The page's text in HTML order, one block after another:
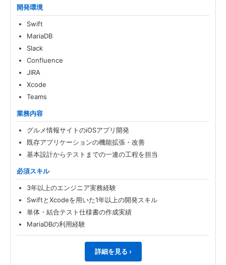
開発環境
Swift
MariaDB
Slack
Confluence
JIRA
Xcode
Teams
業務内容
グルメ情報サイトのiOSアプリ開発
既存アプリケーションの機能拡張・改善
基本設計からテストまでの一連の工程を担当
必須スキル
3年以上のエンジニア実務経験
SwiftとXcodeを用いた1年以上の開発スキル
単体・結合テスト仕様書の作成実績
MariaDBの利用経験
詳細を見る ›